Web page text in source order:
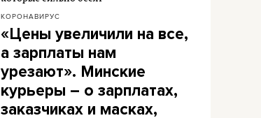
КОРОНАВИРУС
«Цены увеличили на все,
а зарплаты нам
урезают». Минские
курьеры – о зарплатах,
заказчиках и масках,